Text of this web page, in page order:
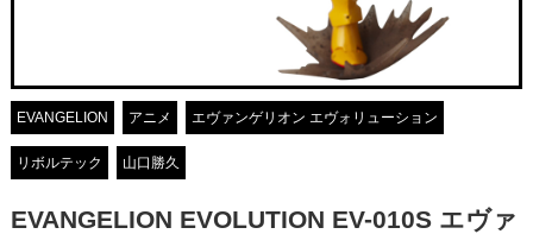
EVANGELION アニメ エヴァンゲリオン エヴォリューション
リボルテック 山口勝久
EVANGELION EVOLUTION EV-010S エヴァ